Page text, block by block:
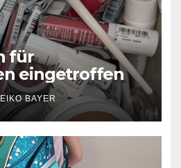
für
eingetroffen
BAYER